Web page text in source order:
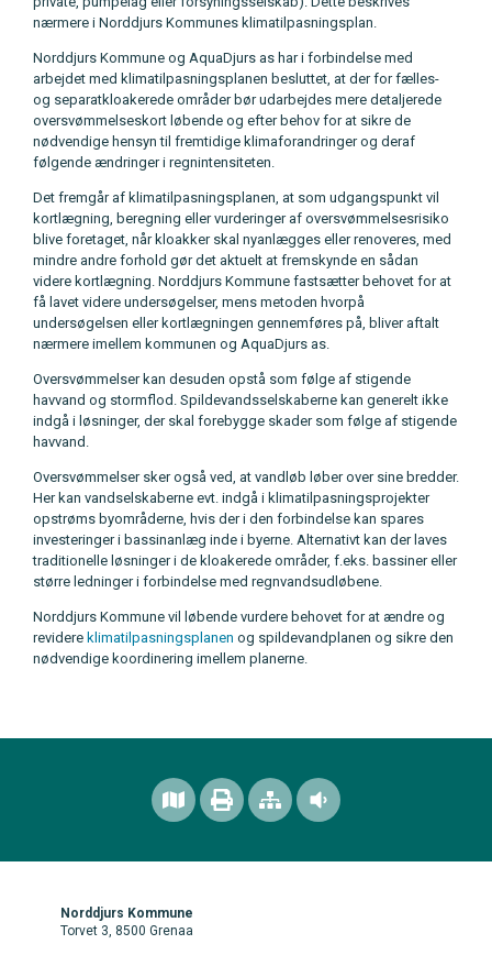
nærmere i Norddjurs Kommunes klimatilpasningsplan.
Norddjurs Kommune og AquaDjurs as har i forbindelse med
arbejdet med klimatilpasningsplanen besluttet, at der for fælles-
og separatkloakerede områder bør udarbejdes mere detaljerede
oversvømmelseskort løbende og efter behov for at sikre de
nødvendige hensyn til fremtidige klimaforandringer og deraf
følgende ændringer i regnintensiteten.
Det fremgår af klimatilpasningsplanen, at som udgangspunkt vil
kortlægning, beregning eller vurderinger af oversvømmelsesrisiko
blive foretaget, når kloakker skal nyanlægges eller renoveres, med
mindre andre forhold gør det aktuelt at fremskynde en sådan
videre kortlægning. Norddjurs Kommune fastsætter behovet for at
få lavet videre undersøgelser, mens metoden hvorpå
undersøgelsen eller kortlægningen gennemføres på, bliver aftalt
nærmere imellem kommunen og AquaDjurs as.
Oversvømmelser kan desuden opstå som følge af stigende
havvand og stormflod. Spildevandsselskaberne kan generelt ikke
indgå i løsninger, der skal forebygge skader som følge af stigende
havvand.
Oversvømmelser sker også ved, at vandløb løber over sine bredder.
Her kan vandselskaberne evt. indgå i klimatilpasningsprojekter
opstrøms byområderne, hvis der i den forbindelse kan spares
investeringer i bassinanlæg inde i byerne. Alternativt kan der laves
traditionelle løsninger i de kloakerede områder, f.eks. bassiner eller
større ledninger i forbindelse med regnvandsudløbene.
Norddjurs Kommune vil løbende vurdere behovet for at ændre og
revidere klimatilpasningsplanen og spildevandplanen og sikre den
nødvendige koordinering imellem planerne.
Norddjurs Kommune
Torvet 3, 8500 Grenaa